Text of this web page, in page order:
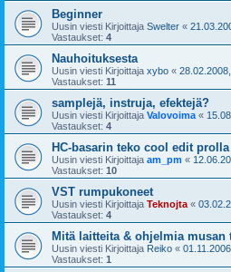
Beginner
Uusin viesti Kirjoittaja Swelter «
Vastaukset: 4
Nauhoituksesta
Uusin viesti Kirjoittaja xybo «
Vastaukset: 11
samplejä, instruja, efektejä?
Uusin viesti Kirjoittaja Valovoima «
Vastaukset: 4
HC-basarin teko cool edit prolla
Uusin viesti Kirjoittaja am_pm «
Vastaukset: 10
VST rumpukoneet
Uusin viesti Kirjoittaja Teknojta «
Vastaukset: 4
Mitä laitteita & ohjelmia musan
Uusin viesti Kirjoittaja Reiko «
Vastaukset: 1